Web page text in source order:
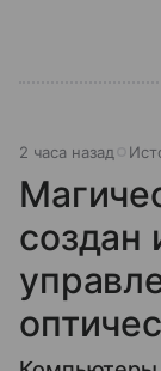
2 часа назад
создан